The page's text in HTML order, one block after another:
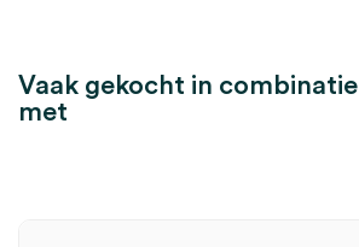
Vaak gekocht in combinatie
met